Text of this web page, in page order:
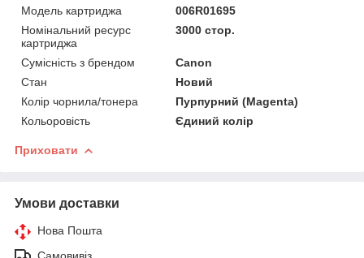
Модель картриджа
006R01695
Номінальний ресурс
картриджа
3000 стор.
Сумісність з брендом
Canon
Стан
Новий
Колір чорнила/тонера
Пурпурний (Magenta)
Кольоровість
Єдиний колір
Приховати
Умови доставки
Нова Пошта
Самовивіз